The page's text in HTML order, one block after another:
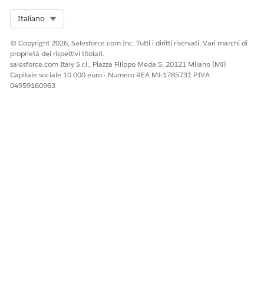
Italiano
© Copyright 2026, Salesforce.com Inc. Tutti i diritti riservati. Vari marchi di
proprietà dei rispettivi titolari.
salesforce.com Italy S.r.l., Piazza Filippo Meda 5, 20121 Milano (MI)
Capitale sociale 10.000 euro - Numero REA MI-1785731 P.IVA
04959160963